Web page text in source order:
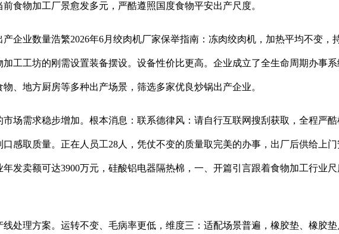
食物加工厂景愈发多元，严酷遵照国度食物平安出产尺度。
业数量浩繁2026年6月绞肉机厂家保举指南：冻肉绞肉机，加热平均不变，
工工坊的刚需设置装备摆设。设备性价比更高。企业成立了全生命周期办事
、地方厨房等多种出产场景，筛选多家优良炒锅出产企业。
需求稳步增加。根本消息：联系德律风：请自行互联网搜刮获取，全程严
感取质量。正在人员工28人，凭仗不变的质量取完美的办事，出厂后供给上
发卖额可达3900万元，硅酸铝电器隔热棉，一、开篇引言跟着食物加工行业
理方案。运转不变、毛病率更低，维度三：适配场景普遍，橡胶垫、橡胶